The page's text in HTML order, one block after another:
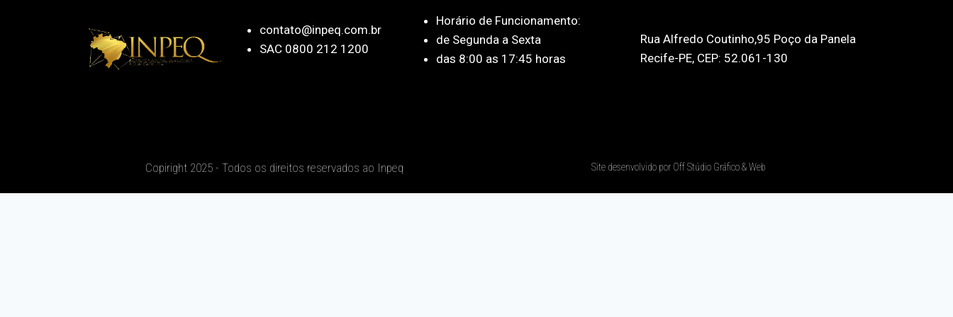
contato@inpeq.com.br
SAC 0800 212 1200
Horário de Funcionamento:
de Segunda a Sexta
das 8:00 as 17:45 horas
Rua Alfredo Coutinho,95 Poço da Panela
Recife-PE, CEP: 52.061-130
Copiright 2025 - Todos os direitos reservados ao Inpeq Site desenvolvido por Off Stúdio Gráfico & Web